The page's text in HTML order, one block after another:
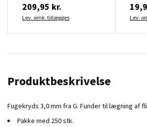
209,95 kr.
Lev. omk. tillægges Lev.
Produktbeskrivelse
Fugekryds 3,0 mm fra G. Funder til lægning af
Pakke med 250 stk.